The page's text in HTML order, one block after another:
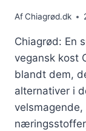
AfChiagrød.dk
Chiagrød: En
vegansk kost
blandt dem,
alternativer i